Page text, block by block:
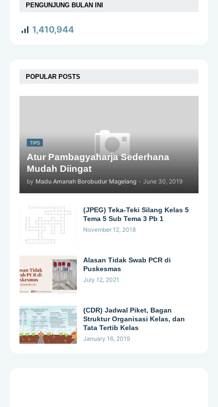
PENGUNJUNG BULAN INI
1,410,944
POPULAR POSTS
TIPS
Atur Pambagyaharja Sederhana
Mudah Diingat
by Madu Amanah Borobudur Magelang - June 30, 2019
(JPEG) Teka-Teki Silang Kelas 5
Tema 5 Sub Tema 3 Pb 1
November 12, 2018
Alasan Tidak Swab PCR di
Puskesmas
July 12, 2021
(CDR) Jadwal Piket, Bagan
Struktur Organisasi Kelas, dan
Tata Tertib Kelas
January 16, 2019